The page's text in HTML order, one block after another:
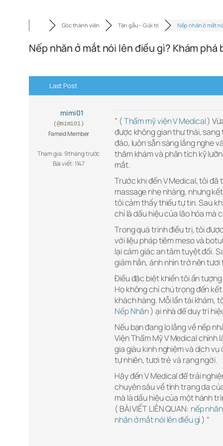
Góc thành viên Tán gẫu – Giải trí Nếp nhăn ở mắt
Nếp nhăn ở mắt nói lên điều gì? Khám phá
Last Post
mimi01
(@mimi01)
Famed Member
Tham gia: 9 tháng trước
Bài viết: 1147
” (Thẩm mỹ viện V Medical)
được không gian thư thái,
đáo, luôn sẵn sàng lắng nghe
thăm khám và phân tích kỹ
mắt.
Trước khi đến V Medical, tôi
massage nhẹ nhàng, nhưng
tôi cảm thấy thiếu tự tin. Sau
chỉ là dấu hiệu của lão hóa mà
Trong quá trình điều trị, tôi
với liệu pháp tiêm meso và
lại cảm giác an tâm tuyệt đối.
giảm hẳn, ánh nhìn trở nên
Điều đặc biệt khiến tôi ấn
Họ không chỉ chú trọng đến
khách hàng. Mỗi lần tái khám,
Nếp Nhăn) ại nhà để duy trì
Nếu bạn đang lo lắng về nếp
Viện Thẩm Mỹ V Medical chính
gia giàu kinh nghiệm và dịch
tự nhiên, tươi trẻ và rạng ngời.
Hãy đến V Medical để trải
chuyên sâu về tình trạng da
mà là dấu hiệu của một hành
( BÀI VIẾT LIÊN QUAN: nếp
nhăn ở mắt nói lên điều gì) “